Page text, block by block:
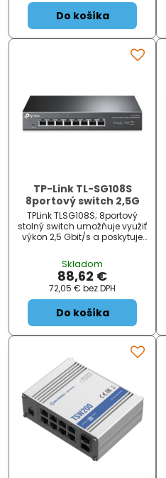
na zeď nebo D...
Do košíka
TP-Link TL-SG108S
8portový switch 2,5G
TPLink TLSG108S; 8portový
stolný switch umožňuje využiť
výkon 2,5 Gbit/s a poskytuje
Gbit/s . Funkcia
automatického
vyjednávania rýchlostí pre 3-
rýchlostné pripojenie (100
Mbit/s / 1G / 2,5G) monitoruje
Skladom
88,62 €
72,05 € bez DPH
Do košíka